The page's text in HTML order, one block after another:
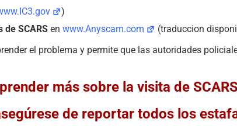
)
de SCARS en www.Anyscam.com
(traduccion
el problema y permite que las autoridades
más sobre la visita de SCARS
de reportar todos los